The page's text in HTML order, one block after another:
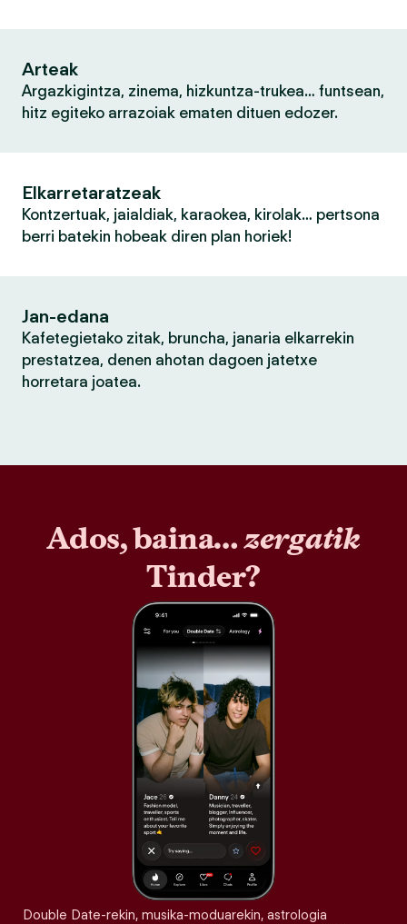
Arteak
Argazkigintza, zinema, hizkuntza-trukea… funtsean,
hitz egiteko arrazoiak ematen dituen edozer.
Elkarretaratzeak
Kontzertuak, jaialdiak, karaokea, kirolak… pertsona
berri batekin hobeak diren plan horiek!
Jan-edana
Kafetegietako zitak, bruncha, janaria elkarrekin
prestatzea, denen ahotan dagoen jatetxe
horretara joatea.
Ados, baina…zergatik
Tinder?
Double Date-rekin, musika-moduarekin, astrologia